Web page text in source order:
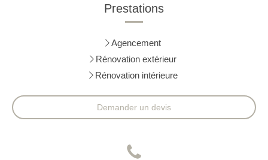
Prestations
Agencement
Rénovation extérieur
Rénovation intérieure
Demander un devis